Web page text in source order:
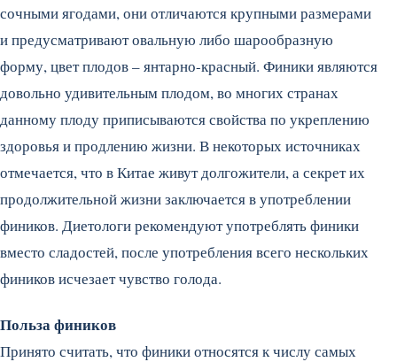
сочными ягодами, они отличаются крупными размерами
и предусматривают овальную либо шарообразную
форму, цвет плодов – янтарно-красный. Финики являются
довольно удивительным плодом, во многих странах
данному плоду приписываются свойства по укреплению
здоровья и продлению жизни. В некоторых источниках
отмечается, что в Китае живут долгожители, а секрет их
продолжительной жизни заключается в употреблении
фиников. Диетологи рекомендуют употреблять финики
вместо сладостей, после употребления всего нескольких
фиников исчезает чувство голода.
Польза фиников
Принято считать, что финики относятся к числу самых